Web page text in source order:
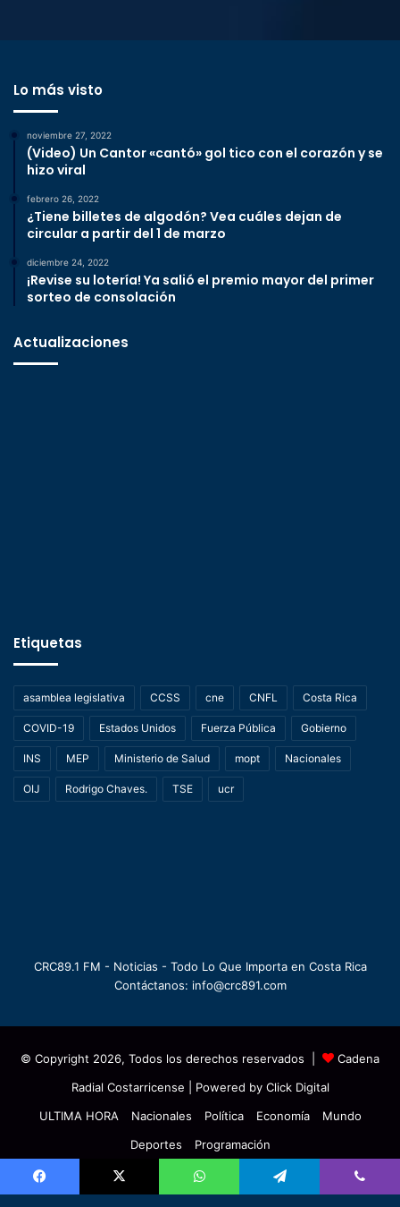
Lo más visto
noviembre 27, 2022
(Video) Un Cantor «cantó» gol tico con el corazón y se
hizo viral
febrero 26, 2022
¿Tiene billetes de algodón? Vea cuáles dejan de
circular a partir del 1 de marzo
diciembre 24, 2022
¡Revise su lotería! Ya salió el premio mayor del primer
sorteo de consolación
Actualizaciones
Etiquetas
asamblea legislativa CCSS cne CNFL Costa Rica
COVID-19 Estados Unidos Fuerza Pública Gobierno
INS MEP Ministerio de Salud mopt Nacionales
OIJ Rodrigo Chaves. TSE ucr
CRC89.1 FM - Noticias - Todo Lo Que Importa en Costa Rica
Contáctanos: info@crc891.com
© Copyright 2026, Todos los derechos reservados |
Cadena
Radial Costarricense | Powered by Click Digital
ULTIMA HORA
Nacionales Política Economía
Mundo
Deportes
Programación
Facebook YouTube
Facebook X WhatsApp Telegram Viber